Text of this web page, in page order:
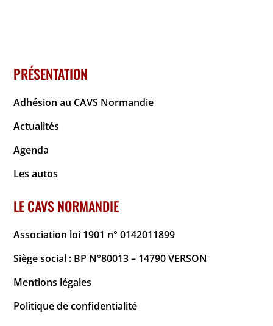
PRÉSENTATION
Adhésion au CAVS Normandie
Actualités
Agenda
Les autos
LE CAVS NORMANDIE
Association loi 1901 n° 0142011899
Siège social : BP N°80013 – 14790 VERSON
Mentions légales
Politique de confidentialité